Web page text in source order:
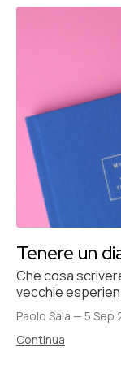
Tenere un
Che cosa
vecchie
Paolo Sala — 5 Sep
Continua